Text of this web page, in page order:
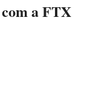
a FTX